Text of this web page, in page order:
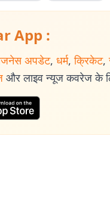
App :
अपडेट, धर्म, क्रिकेट,
और लाइव न्यूज कवरेज के